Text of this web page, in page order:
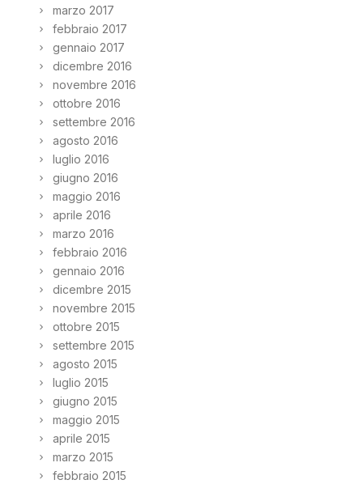
marzo 2017
febbraio 2017
gennaio 2017
dicembre 2016
novembre 2016
ottobre 2016
settembre 2016
agosto 2016
luglio 2016
giugno 2016
maggio 2016
aprile 2016
marzo 2016
febbraio 2016
gennaio 2016
dicembre 2015
novembre 2015
ottobre 2015
settembre 2015
agosto 2015
luglio 2015
giugno 2015
maggio 2015
aprile 2015
marzo 2015
febbraio 2015